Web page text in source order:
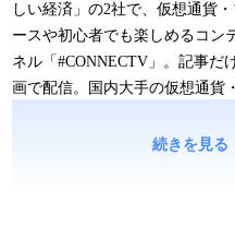
しい経済」の2社で、仮想通貨
ースや初心者でも楽しめるコン
ネル「#CONNECTV」。記事だ
画で配信。国内大手の仮想通貨
続きを見る